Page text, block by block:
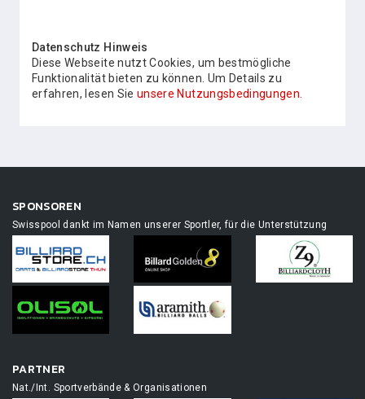
Datenschutz Hinweis
Diese Webseite nutzt Cookies, um bestmögliche
Funktionalität bieten zu können. Um Details zu
erfahren, lesen Sie unsere Nutzungsbedingungen.
SPONSOREN
Swisspool dankt im Namen unserer Sportler, für die Unterstützung
PARTNER
Nat./Int. Sportverbände & Organisationen